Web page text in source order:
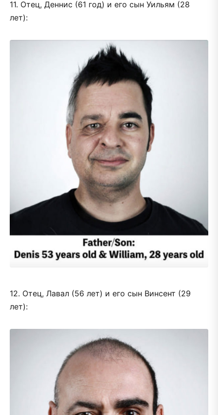
11. Отец, Деннис (61 год) и его сын Уильям (28
лет):
12. Отец, Лавал (56 лет) и его сын Винсент (29
лет):